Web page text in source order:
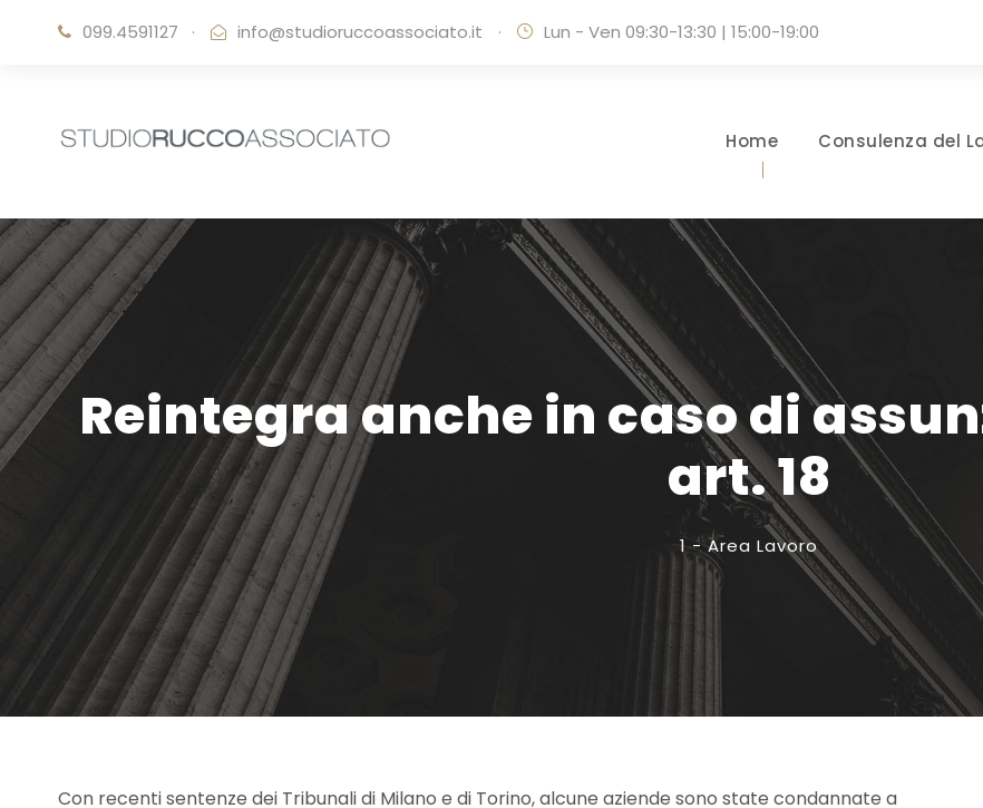
099.4591127 · info@studioruccoassociato.it · Lun - Ven 09:30-13:30 | 15:00-19:00
Home Consulenza del
Reintegra anche in caso di
art. 18
1 - Area Lavoro
Con recenti sentenze dei Tribunali di Milano e di Torino, alcune aziende sono state condannate a